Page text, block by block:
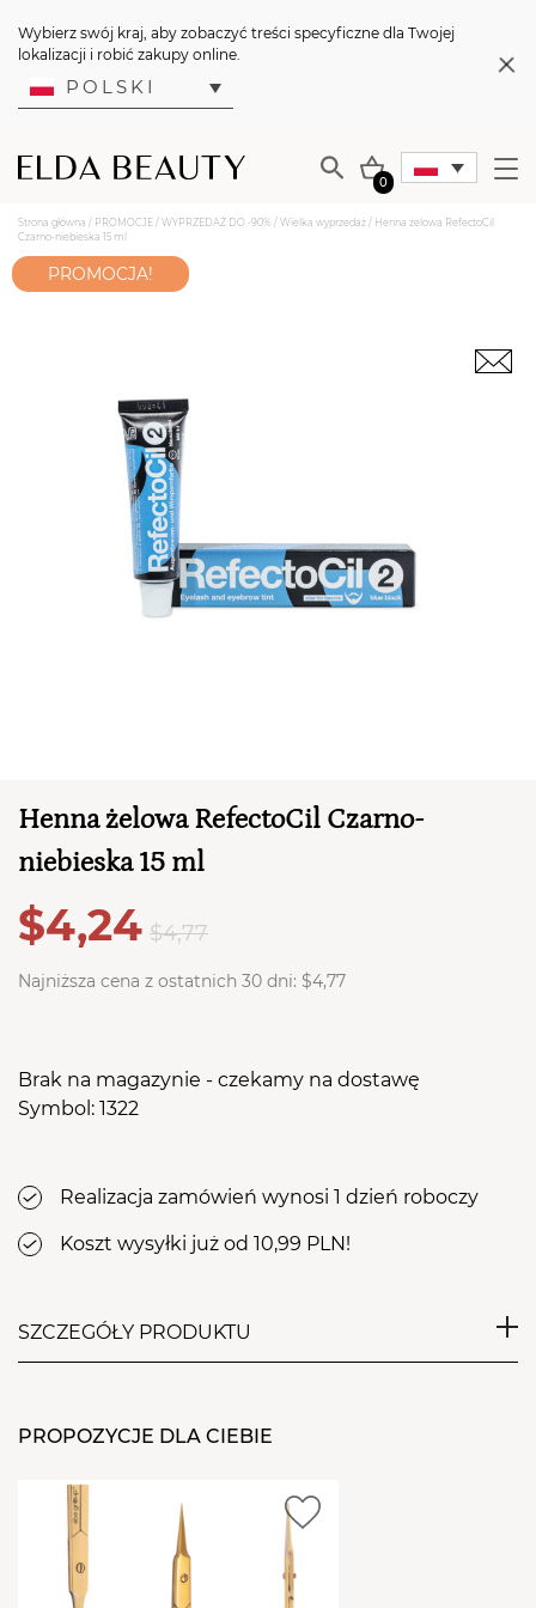
Wybierz swój kraj, aby zobaczyć treści specyficzne dla Twojej
lokalizacji i robić zakupy online.
POLSKI
0
Strona główna / PROMOCJE / WYPRZEDAŻ DO -90% / Wielka wyprzedaż / Henna żelowa RefectoCil
Czarno-niebieska 15 ml
PROMOCJA!
Henna żelowa RefectoCil Czarno-
niebieska 15 ml
$4,24 $4,77
Najniższa cena z ostatnich 30 dni: $4,77
Brak na magazynie - czekamy na dostawę
Symbol: 1322
Realizacja zamówień wynosi 1 dzień roboczy
Koszt wysyłki już od 10,99 PLN!
SZCZEGÓŁY PRODUKTU
Żelową RefectoCil – Twoim kluczem do długotrwałej
lider wśród profesjonalnych produktów do
farbowania brwi i rzęs, prezentuje innowacyjną
hennę żelową, zaprojektowaną, aby spełnić
oczekiwania nawet najbardziej wymagających
użytkowników. Jej unikalna, żelowa konsystencja
PROPOZYCJE DLA CIEBIE